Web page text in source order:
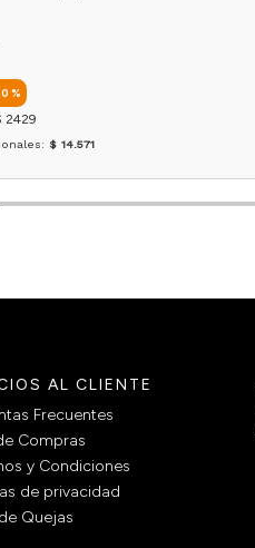
%
2429
$ 14.571
AL CLIENTE
Frecuentes
Compras
y Condiciones
de privacidad
Quejas